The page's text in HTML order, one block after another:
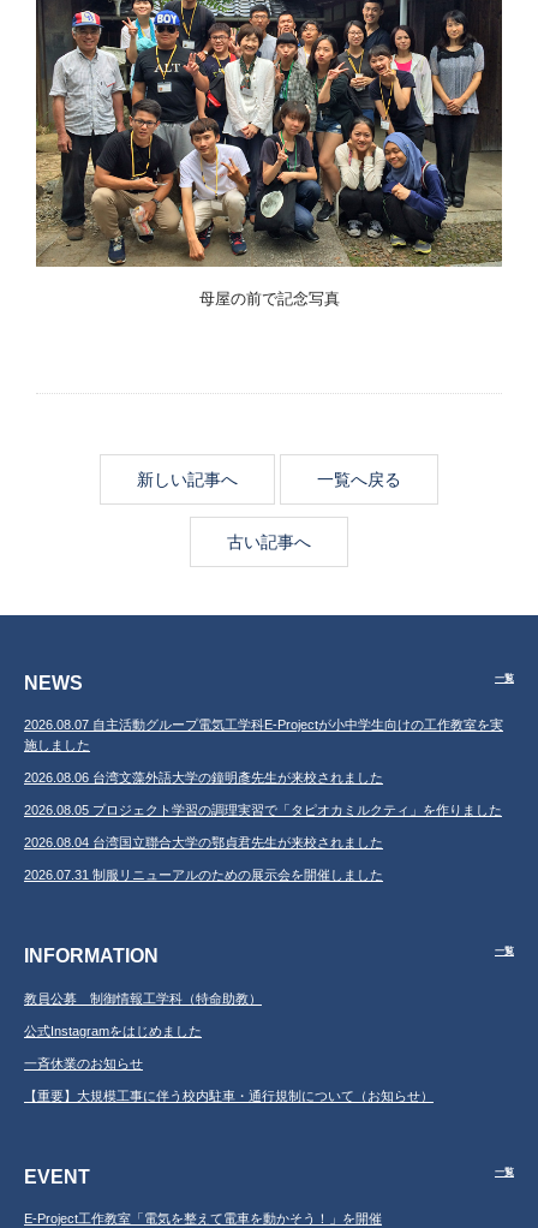
母屋の前で記念写真
新しい記事へ 一覧へ戻る
古い記事へ
NEWS 一覧
2026.08.07 自主活動グループ電気工学科E-Projectが小中学生向けの工作教室を実
施しました
2026.08.06 台湾文藻外語大学の鐘明彥先生が来校されました
2026.08.05 プロジェクト学習の調理実習で「タピオカミルクティ」を作りました
2026.08.04 台湾国立聯合大学の鄂貞君先生が来校されました
2026.07.31 制服リニューアルのための展示会を開催しました
INFORMATION 一覧
教員公募 制御情報工学科（特命助教）
公式Instagramをはじめました
一斉休業のお知らせ
【重要】大規模工事に伴う校内駐車・通行規制について（お知らせ）
EVENT 一覧
E-Project工作教室「電気を整えて電車を動かそう！」を開催